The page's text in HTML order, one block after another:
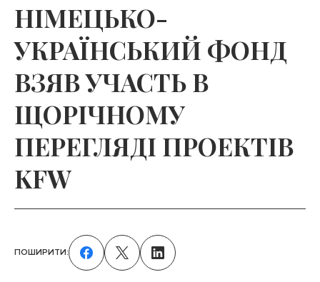
НІМЕЦЬКО-
УКРАЇНСЬКИЙ ФОНД
ВЗЯВ УЧАСТЬ В
ЩОРІЧНОМУ
ПЕРЕГЛЯДІ ПРОЕКТІВ
KFW
ПОШИРИТИ: